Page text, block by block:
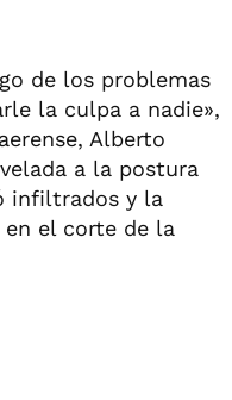
de los problemas
la culpa a nadie»,
Alberto
a la postura
infiltrados y la
el corte de la